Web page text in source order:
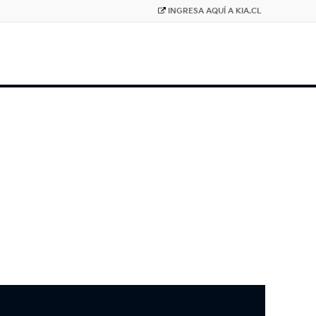
INGRESA AQUÍ A KIA.CL